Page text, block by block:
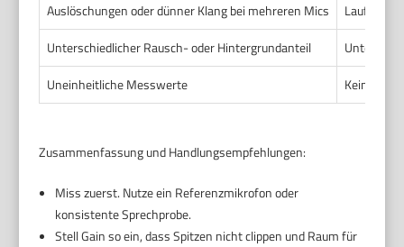
Auslöschungen oder dünner Klang bei mehreren Mics
Unterschiedlicher Rausch- oder Hintergrundanteil
Uneinheitliche Messwerte
Keine
Zusammenfassung und Handlungsempfehlungen:
Miss zuerst. Nutze ein Referenzmikrofon oder
konsistente Sprechprobe.
Stell Gain so ein, dass Spitzen nicht clippen und Raum für